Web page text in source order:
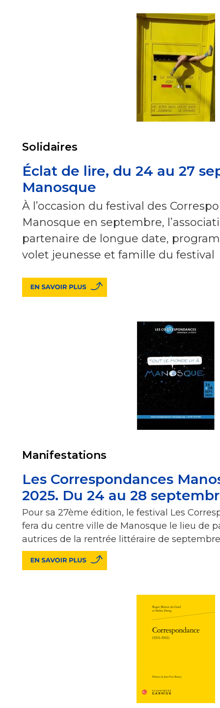
Solidaires
Éclat de lire, du 24 au 27
Manosque
À l’occasion du festival des
Manosque en septembre,
partenaire de longue date,
volet jeunesse et famille du festival
Manifestations
Les Correspondances
2025. Du 24 au 28
Pour sa 27ème édition, le festival Les
fera du centre ville de Manosque le lieu de
autrices de la rentrée littéraire de